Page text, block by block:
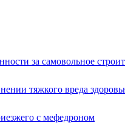
за самовольное
тяжкого вреда
с мефедроном